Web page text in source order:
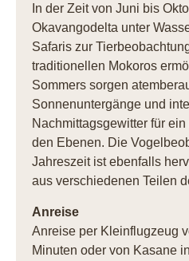
In der Zeit von Juni bis
Okavangodelta unter
Safaris zur
traditionellen Mokoros
Sommers sorgen
Sonnenuntergänge und
Nachmittagsgewitter für
den Ebenen. Die
Jahreszeit ist ebenfalls
aus verschiedenen Teilen
Anreise
Anreise per Kleinflugzeug
Minuten oder von Kasane